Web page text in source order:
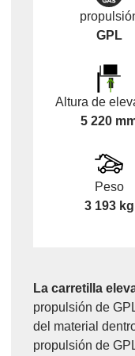
GPL
Altura de
5 220
Peso
3 193 kg
La carretilla
propulsión de
del material
propulsión de